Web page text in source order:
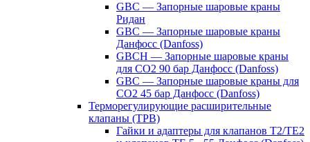
GBC — Запорные шаровые краны
Ридан
GBC — Запорные шаровые краны
Данфосс (Danfoss)
GBCH — Запорные шаровые краны
для CO2 90 бар Данфосс (Danfoss)
GBC — Запорные шаровые краны для
CO2 45 бар Данфосс (Danfoss)
Терморегулирующие расширительные
клапаны (ТРВ)
Гайки и адаптеры для клапанов T2/TE2